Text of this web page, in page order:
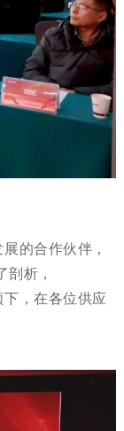
的合作伙伴，
析，
，在各位供应